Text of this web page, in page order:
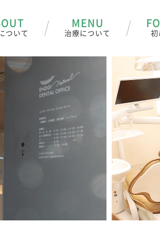
ついて
MENU
治療について 初